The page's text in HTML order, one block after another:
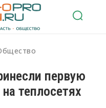
первую
теплосетях